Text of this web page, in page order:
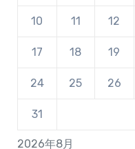
2026年8月
10 11 12
17 18 19
24 25 26
31